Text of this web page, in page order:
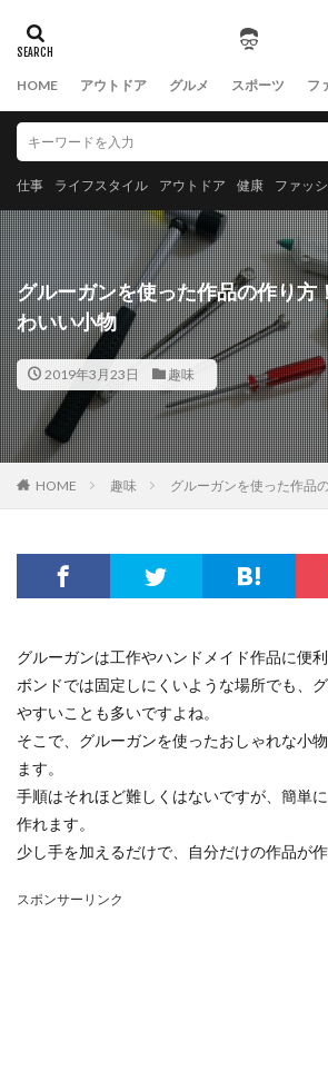
HOME アウトドア グルメ スポーツ フ
仕事 ライフスタイル アウトドア 健康 ファッ
グルーガンを使った作品の作り方
わいい小物
2019年3月23日 趣味
HOME 趣味 グルーガンを使った作品
グルーガンは工作やハンドメイド作品に便利
ボンドでは固定しにくいような場所でも、
やすいことも多いですよね。
そこで、グルーガンを使ったおしゃれな小
ます。
手順はそれほど難しくはないですが、簡単
作れます。
少し手を加えるだけで、自分だけの作品が作
スポンサーリンク